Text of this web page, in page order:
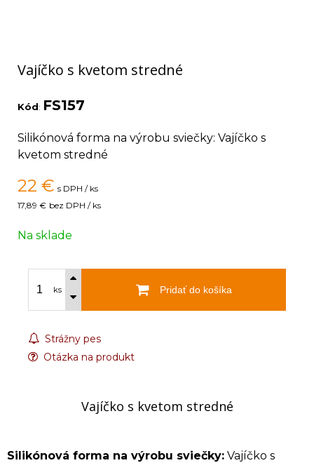
Vajíčko s kvetom stredné
Kód: FS157
Silikónová forma na výrobu sviečky: Vajíčko s
kvetom stredné
22 € s DPH / ks
17,89 € bez DPH / ks
Na sklade
ks Pridať do košíka
Strážny pes
Otázka na produkt
Vajíčko s kvetom stredné
Silikónová forma na výrobu sviečky: Vajíčko s